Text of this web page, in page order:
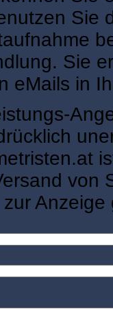
Sie
Sie
eMails in
von
Anzeige